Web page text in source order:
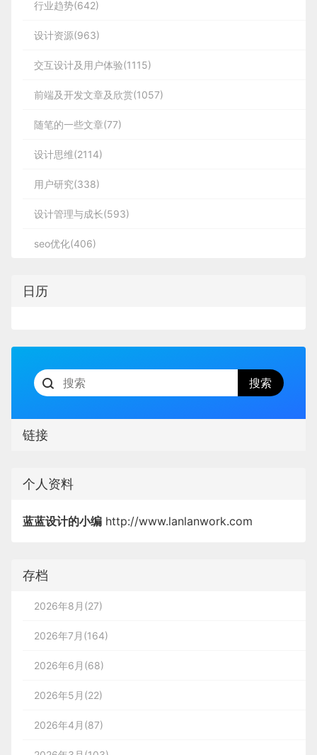
行业趋势(642)
设计资源(963)
交互设计及用户体验(1115)
前端及开发文章及欣赏(1057)
随笔的一些文章(77)
设计思维(2114)
用户研究(338)
设计管理与成长(593)
seo优化(406)
日历
链接
个人资料
蓝蓝设计的小编 http://www.lanlanwork.com
存档
2026年8月(27)
2026年7月(164)
2026年6月(68)
2026年5月(22)
2026年4月(87)